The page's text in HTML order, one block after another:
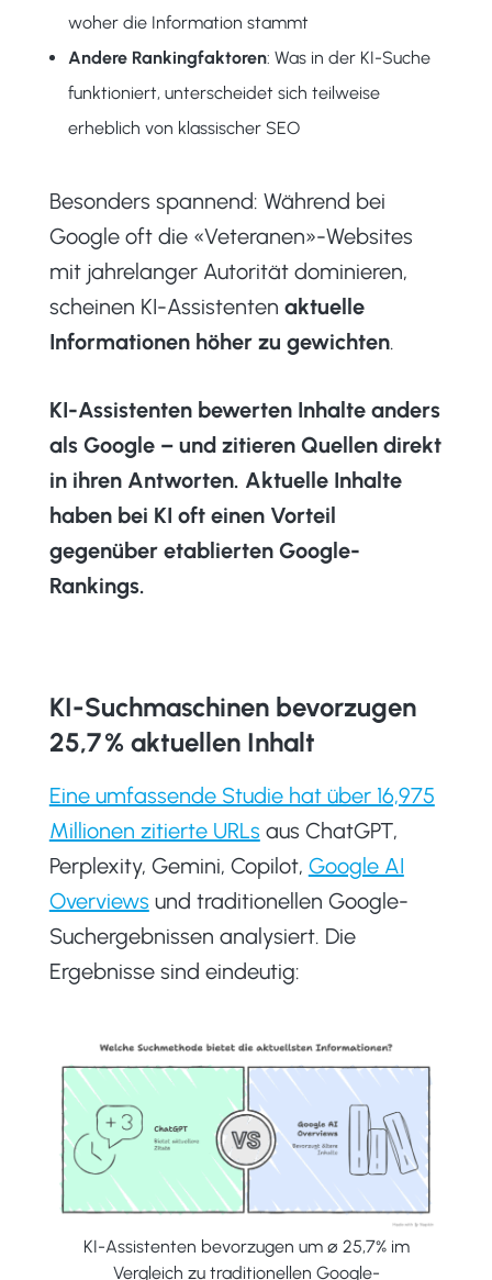
woher die Information stammt
Andere Rankingfaktoren: Was in der KI-Suche
funktioniert, unterscheidet sich teilweise
erheblich von klassischer SEO
Besonders spannend: Während bei
Google oft die «Veteranen»-Websites
mit jahrelanger Autorität dominieren,
scheinen KI-Assistenten aktuelle
Informationen höher zu gewichten.
KI-Assistenten bewerten Inhalte anders
als Google – und zitieren Quellen direkt
in ihren Antworten. Aktuelle Inhalte
haben bei KI oft einen Vorteil
gegenüber etablierten Google-
Rankings.
KI-Suchmaschinen bevorzugen
25,7 % aktuellen Inhalt
Eine umfassende Studie hat über 16,975
Millionen zitierte URLs aus ChatGPT,
Perplexity, Gemini, Copilot, Google AI
Overviews und traditionellen Google-
Suchergebnissen analysiert. Die
Ergebnisse sind eindeutig:
KI-Assistenten bevorzugen um ⌀ 25,7% im
Vergleich zu traditionellen Google-